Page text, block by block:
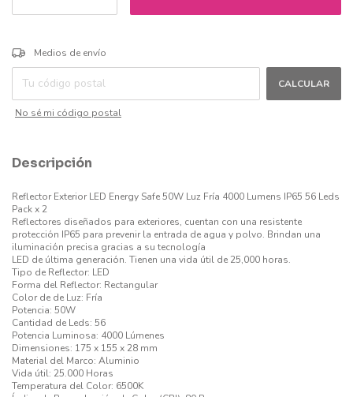
Entregas para el CP:
Medios de envío
CALCULAR
No sé mi código postal
Descripción
Reflector Exterior LED Energy Safe 50W Luz Fría 4000 Lumens IP65 56 Leds
Pack x 2
Reflectores diseñados para exteriores, cuentan con una resistente
protección IP65 para prevenir la entrada de agua y polvo. Brindan una
iluminación precisa gracias a su tecnología
LED de última generación. Tienen una vida útil de 25,000 horas.
Tipo de Reflector: LED
Forma del Reflector: Rectangular
Color de de Luz: Fría
Potencia: 50W
Cantidad de Leds: 56
Potencia Luminosa: 4000 Lúmenes
Dimensiones: 175 x 155 x 28 mm
Material del Marco: Aluminio
Vida útil: 25.000 Horas
Temperatura del Color: 6500K